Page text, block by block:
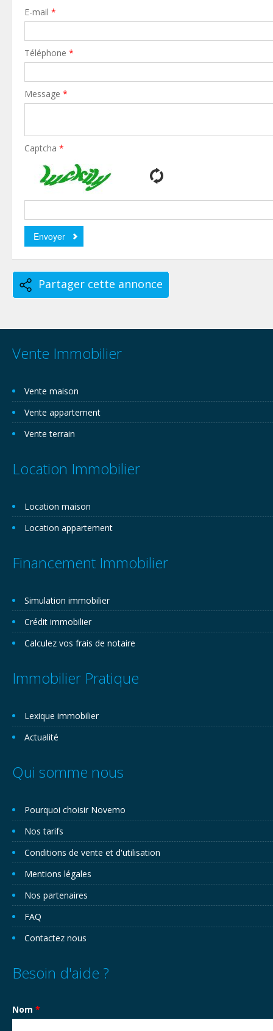
E-mail *
Téléphone *
Message *
Captcha *
Partager cette annonce
Vente Immobilier
Vente maison
Vente appartement
Vente terrain
Location Immobilier
Location maison
Location appartement
Financement Immobilier
Simulation immobilier
Crédit immobilier
Calculez vos frais de notaire
Immobilier Pratique
Lexique immobilier
Actualité
Qui somme nous
Pourquoi choisir Novemo
Nos tarifs
Conditions de vente et d'utilisation
Mentions légales
Nos partenaires
FAQ
Contactez nous
Besoin d'aide ?
Nom *